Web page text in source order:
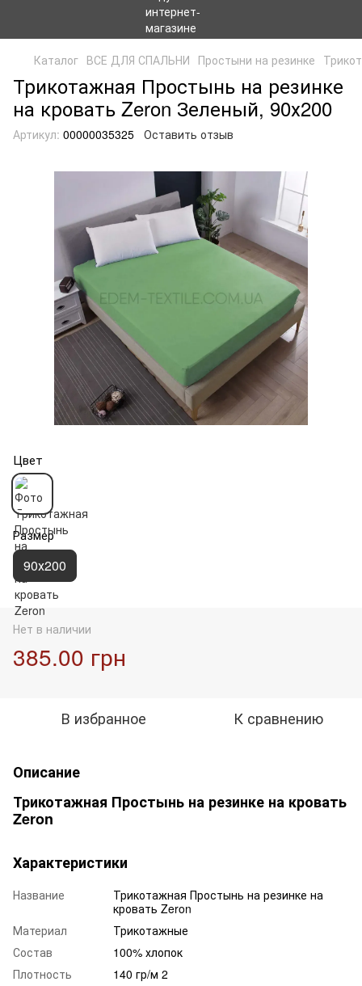
Каталог ВСЕ ДЛЯ СПАЛЬНИ Простыни на резинке
Трикотажная Простынь на резинке
на кровать Zeron Зеленый, 90х200
Артикул: 00000035325 Оставить отзыв
Цвет
Размер
90х200
Нет в наличии
385.00 грн
В избранное К сравнению
Описание
Трикотажная Простынь на резинке на кровать
Zeron
Характеристики
Название
Трикотажная Простынь на резинке на
кровать Zeron
Материал
Трикотажные
Состав
100% хлопок
Плотность
140 гр/м 2